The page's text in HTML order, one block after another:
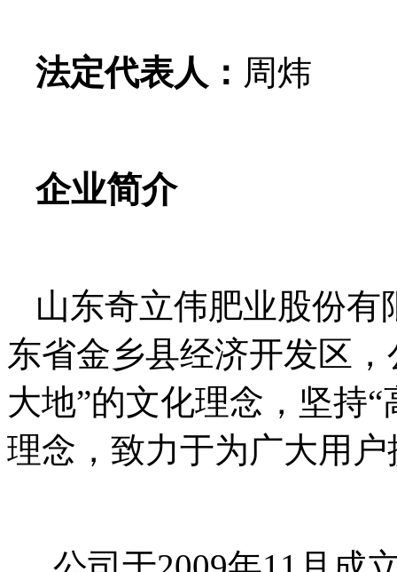
法定代表人： 周炜
企业简介
山东奇立伟肥业股份
东省金乡县经济开发区
大地”的文化理念，坚持
理念，致力于为广大用